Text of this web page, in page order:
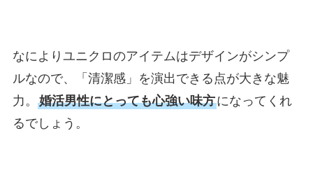
なによりユニクロのアイテムはデザインがシンプ
ルなので、「清潔感」を演出できる点が大きな魅
力。 婚活男性にとっても心強い味方になってくれ
るでしょう。